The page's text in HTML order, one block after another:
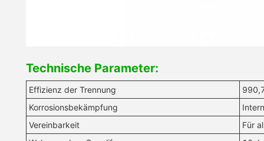
Technische Parameter:
Effizienz der Trennung
Korrosionsbekämpfung
Vereinbarkeit
Für